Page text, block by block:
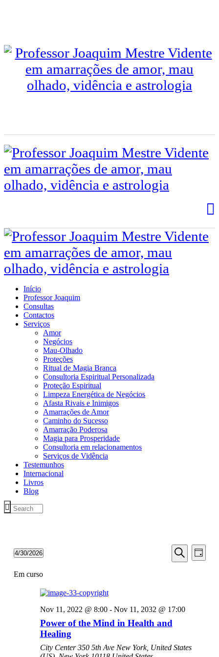
Início
Professor Joaquim
Consultas
Contactos
Serviços
Amor
Negócios
Mau-Olhado
Proteções
Ritual de Magia Branca
Consultoria Espiritual Personalizada
Proteção Espiritual
Limpeza Energética de Negócios
Afasta Rivais e Inimigos
Amarrações de Amor
Caminho do Sucesso
Amarração Poderosa
Magia para Prosperidade
Consultoria em relacionamentos
Serviços de Vidência
Testemunhos
Internacional
Livros
Blog
E
v
o
s
S
Pesquisar
E
v
Dia
4/30/2026
data
Em curso
Nov 11, 2022 @ 8:00- Nov 11, 2032 @ 17:00
Power of the Mind in Health and
Healing
City Center350 5th Ave New York, United States